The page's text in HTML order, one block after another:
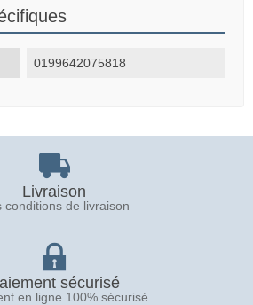
0199642075818
Livraison
conditions de livraison
sécurisé
en ligne 100% sécurisé